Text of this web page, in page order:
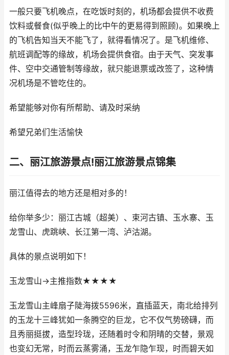
一般只要飞机晚点，在吃饭时刻的，机场都会提供不收费
饮料或餐食(似乎晚上的比中午的更易得到照顾)。如果晚上
的飞机告知当天不能飞了，就得看情况了。是飞机维修、
航班调配等的缘故，机场会提供食宿。由于天气、突发事
件、空中交通管制等缘故，就只能退票或改签了，这种情
况机场是不管吃住的。
希望能够对你有所帮助、请及时采纳
希望兄弟们生活愉快
二、丽江旅游景点!丽江旅游景点锦集
丽江值得去的地方还是相对多的！
给你举多少：丽江古城（超美）、束河古镇、玉水寨、玉
龙雪山、虎跳峡、长江第一湾、泸沽湖。
具体的景点说明如下！
玉龙雪山→主推指数★★★★
玉龙雪山主峰扇子陡海拨5596米，直插蓝天，南北给排列
的玉龙十三峰犹如一条腾空的巨龙，它不仅气势磅礴，而
且秀丽挺拔，造型玲珑，还随着时令和阴晴的交替，景观
也变幻无常，时而云蒸雾涌，玉龙乍隐乍现，时而碧天如